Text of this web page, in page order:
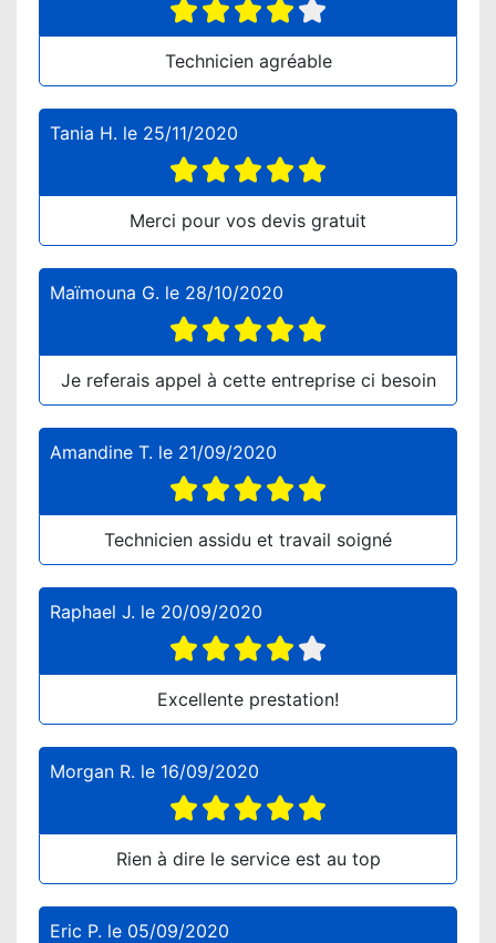
Technicien agréable
Tania H. le 25/11/2020
Merci pour vos devis gratuit
Maïmouna G. le 28/10/2020
Je referais appel à cette entreprise ci besoin
Amandine T. le 21/09/2020
Technicien assidu et travail soigné
Raphael J. le 20/09/2020
Excellente prestation!
Morgan R. le 16/09/2020
Rien à dire le service est au top
Eric P. le 05/09/2020